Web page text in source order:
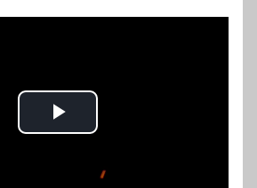
Play
Video